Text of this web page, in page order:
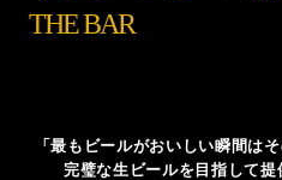
黒ラベル×『エヴァンゲリ
サッポロ生ビール黒ラベル
「丸くなるな、☆星になれ
定発売
サッポロ生ビール黒ラベル
ザ・パーフェクト黒ラベル
THE BAR
「最もビールがおいしい瞬間は
完璧な生ビールを目指して